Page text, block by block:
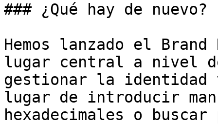
### ¿Qué hay de nuevo?
Hemos lanzado el
lugar central a nivel de
gestionar la identidad
lugar de introducir
hexadecimales o